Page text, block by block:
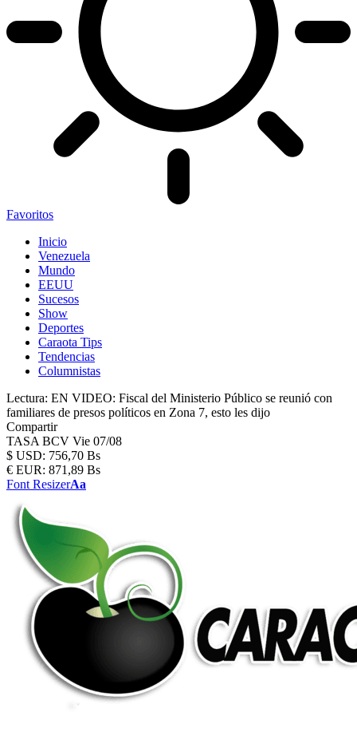
Favoritos
Inicio
Venezuela
Mundo
EEUU
Sucesos
Show
Deportes
Caraota Tips
Tendencias
Columnistas
Lectura: EN VIDEO: Fiscal del Ministerio Público se reunió con
familiares de presos políticos en Zona 7, esto les dijo
Compartir
TASA BCV Vie 07/08
$ USD: 756,70 Bs
€ EUR: 871,89 Bs
Font ResizerAa